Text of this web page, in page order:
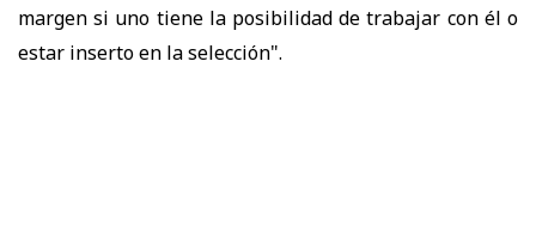
margen si uno tiene la posibilidad de trabajar con él o
estar inserto en la selección".